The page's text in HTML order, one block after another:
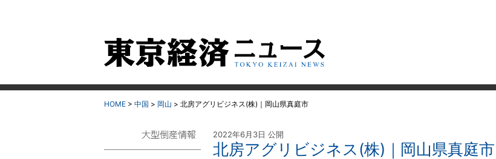
HOME > 中国 > 岡山 > 北房アグリビジネス(株)｜岡山県真庭市
2022年6月3日 公開
北房アグリビジネス(株)｜岡山県真庭市